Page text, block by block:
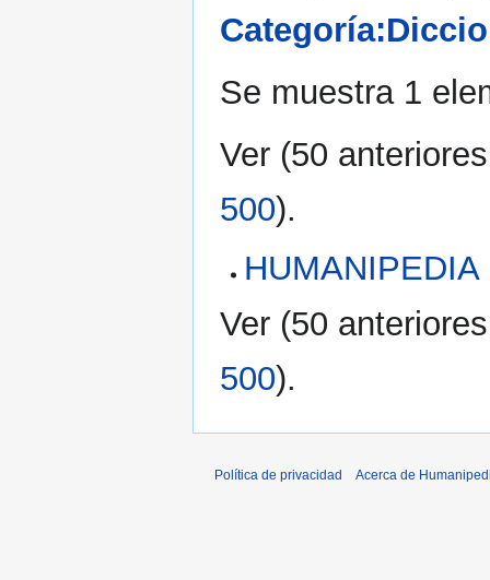
Se muestra 1
Ver (50 anteriores
500).
HUMANIPEDIA
Ver (50 anteriores
500).
Política de privacidad Acerca de